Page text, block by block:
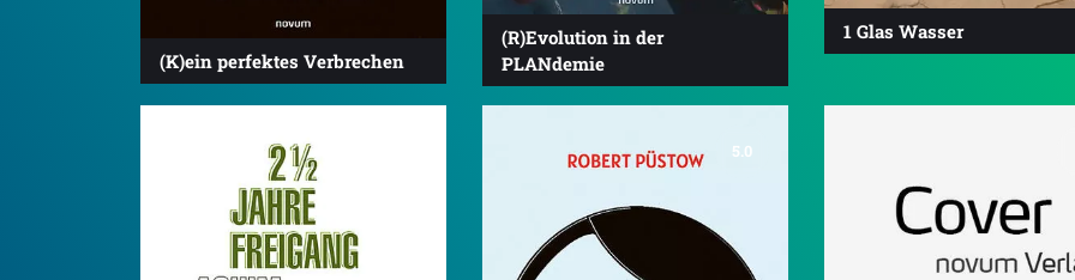
(K)ein perfektes Verbrechen
(R)Evolution in der
PLANdemie
1 Glas Wasser
5.0